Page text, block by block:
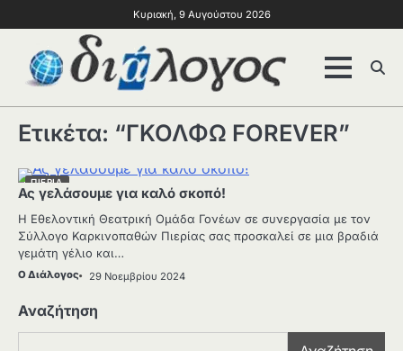
Κυριακή, 9 Αυγούστου 2026
Ετικέτα: “ΓΚΟΛΦΩ FOREVER”
ΠΙΕΡΙΑ
Ας γελάσουμε για καλό σκοπό!
Η Εθελοντική Θεατρική Ομάδα Γονέων σε συνεργασία με τον
Σύλλογο Καρκινοπαθών Πιερίας σας προσκαλεί σε μια βραδιά
γεμάτη γέλιο και…
Ο Διάλογος 29 Νοεμβρίου 2024
Αναζήτηση